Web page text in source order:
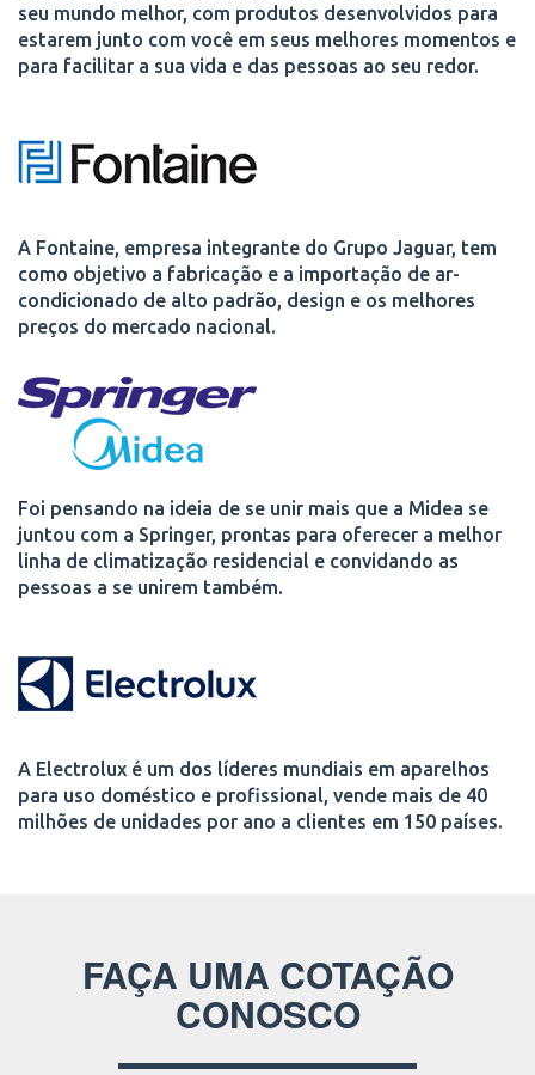
seu mundo melhor, com produtos desenvolvidos para
estarem junto com você em seus melhores momentos e
para facilitar a sua vida e das pessoas ao seu redor.
A Fontaine, empresa integrante do Grupo Jaguar, tem
como objetivo a fabricação e a importação de ar-
condicionado de alto padrão, design e os melhores
preços do mercado nacional.
Foi pensando na ideia de se unir mais que a Midea se
juntou com a Springer, prontas para oferecer a melhor
linha de climatização residencial e convidando as
pessoas a se unirem também.
A Electrolux é um dos líderes mundiais em aparelhos
para uso doméstico e profissional, vende mais de 40
milhões de unidades por ano a clientes em 150 países.
FAÇA UMA COTAÇÃO
CONOSCO